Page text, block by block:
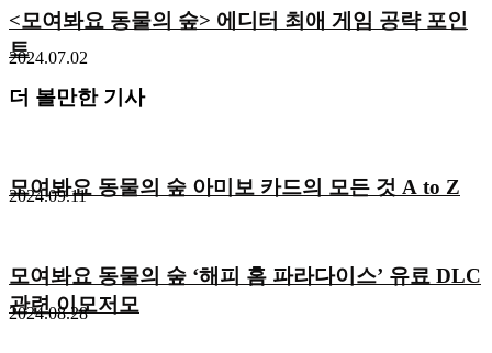
<모여봐요 동물의 숲> 에디터 최애 게임 공략 포인
트
2024.07.02
더 볼만한 기사
모여봐요 동물의 숲 아미보 카드의 모든 것 A to Z
2024.09.11
모여봐요 동물의 숲 ‘해피 홈 파라다이스’ 유료 DLC
관련 이모저모
2024.08.28